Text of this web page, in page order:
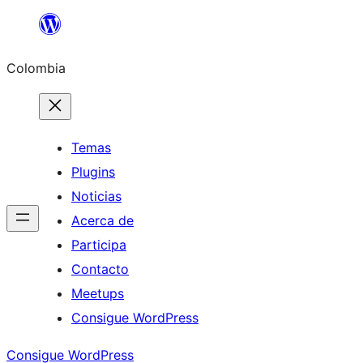
Saltar
contenido
Colombia
Temas
Plugins
Noticias
Acerca de
Participa
Contacto
Meetups
Consigue WordPress
Consigue WordPress